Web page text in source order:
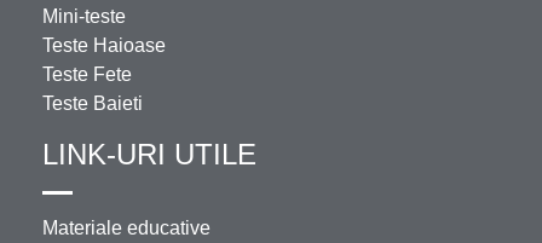
Mini-teste
Teste Haioase
Teste Fete
Teste Baieti
LINK-URI UTILE
Materiale educative